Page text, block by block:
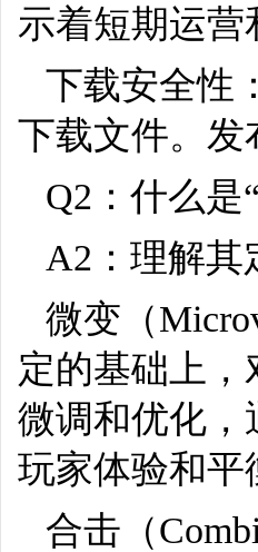
示着短期运
下载安全性
下载文件。发
Q2：什么是
A2：理解其
微变（
定的基础上
微调和优化，
玩家体验和平
合击（